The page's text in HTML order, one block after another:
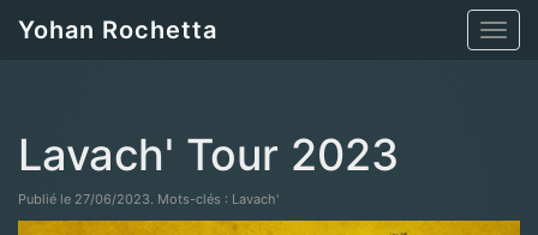
Yohan Rochetta
Lavach' Tour 2023
Publié le 27/06/2023. Mots-clés : Lavach'